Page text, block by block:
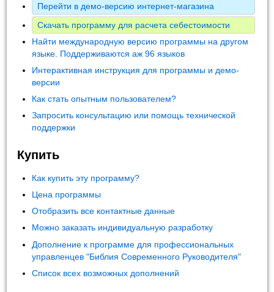
Перейти в демо-версию интернет-магазина
Скачать программу для расчета себестоимости
Найти международную версию программы на другом
языке. Поддерживаются аж 96 языков
Интерактивная инструкция для программы и демо-
версии
Как стать опытным пользователем?
Запросить консультацию или помощь технической
поддержки
Купить
Как купить эту программу?
Цена программы
Отобразить все контактные данные
Можно заказать индивидуальную разработку
Дополнение к программе для профессиональных
управленцев "Библия Современного Руководителя"
Список всех возможных дополнений